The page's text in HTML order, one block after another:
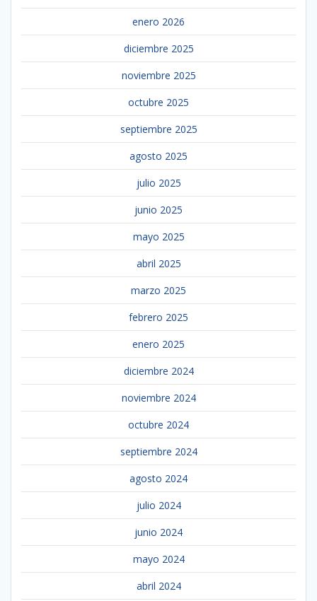
enero 2026
diciembre 2025
noviembre 2025
octubre 2025
septiembre 2025
agosto 2025
julio 2025
junio 2025
mayo 2025
abril 2025
marzo 2025
febrero 2025
enero 2025
diciembre 2024
noviembre 2024
octubre 2024
septiembre 2024
agosto 2024
julio 2024
junio 2024
mayo 2024
abril 2024